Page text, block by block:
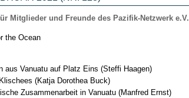
Mitglieder und Freunde des Pazifik-Netzwerk e.V.
the Ocean
aus Vanuatu auf Platz Eins (Steffi Haagen)
(Katja Dorothea Buck)
Zusammenarbeit in Vanuatu (Manfred Ernst)